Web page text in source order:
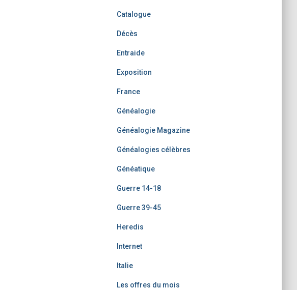
Catalogue
Décès
Entraide
Exposition
France
Généalogie
Généalogie Magazine
Généalogies célèbres
Généatique
Guerre 14-18
Guerre 39-45
Heredis
Internet
Italie
Les offres du mois